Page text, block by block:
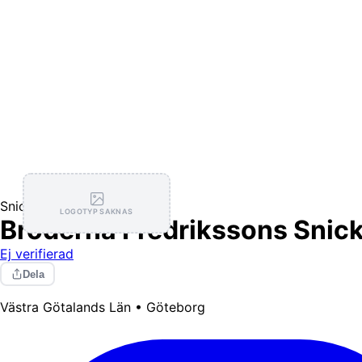
LOGOTYP SAKNAS
Snickare
Bröderna Fredrikssons
Ej verifierad
Dela
Västra Götalands Län • Göteborg